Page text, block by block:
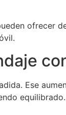
ofrecer
Ese